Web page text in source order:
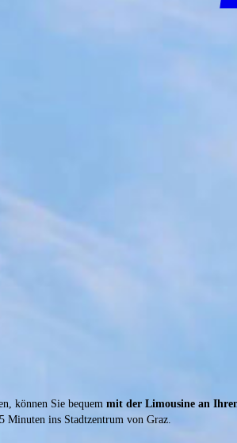
können Sie bequem mit der Limousine an
Minuten ins Stadtzentrum von Graz.